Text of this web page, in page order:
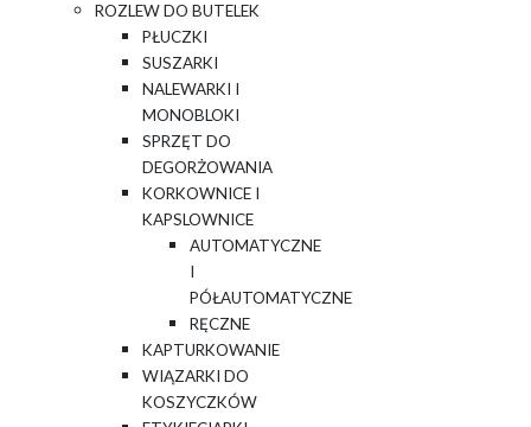
ROZLEW DO BUTELEK
PŁUCZKI
SUSZARKI
NALEWARKI I
MONOBLOKI
SPRZĘT DO
DEGORŻOWANIA
KORKOWNICE I
KAPSLOWNICE
AUTOMATYCZNE
I
PÓŁAUTOMATYCZNE
RĘCZNE
KAPTURKOWANIE
WIĄZARKI DO
KOSZYCZKÓW